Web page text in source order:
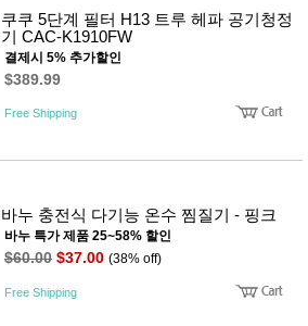
쿠쿠 5단계 필터 H13 트루 헤파 공기청정
기 CAC-K1910FW
결제시 5% 추가할인
$389.99
Free Shipping
바누 충전식 다기능 온수 찜질기 - 핑크
바누 특가 제품 25~58% 할인
$60.00 $37.00 (38% off)
Free Shipping